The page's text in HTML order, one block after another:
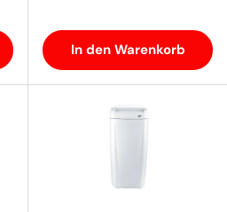
In den Warenkorb